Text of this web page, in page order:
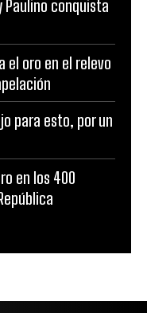
Paulino conquista
el oro en el relevo
para esto, por un
en los 400